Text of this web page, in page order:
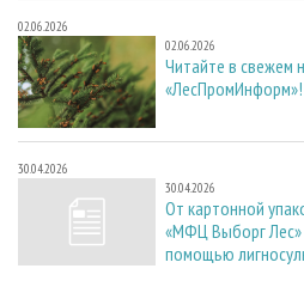
02.06.2026
02.06.2026
Читайте в свежем
«ЛесПромИнформ»!
30.04.2026
30.04.2026
От картонной
«МФЦ Выборг Лес»
помощью